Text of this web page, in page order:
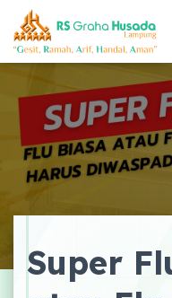
Super